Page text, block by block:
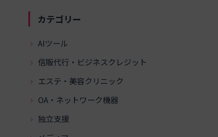
カテゴリー
AIツール
信販代行・ビジネスクレジット
エステ・美容クリニック
OA・ネットワーク機器
独立支援